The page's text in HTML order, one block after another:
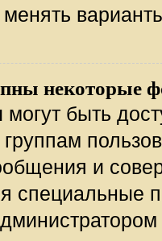
некоторые
быть
и
специальные